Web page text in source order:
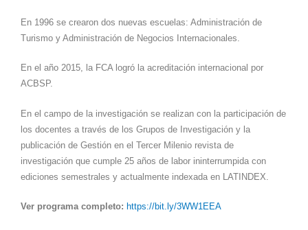
En 1996 se crearon dos nuevas escuelas: Administración de
Turismo y Administración de Negocios Internacionales.
En el año 2015, la FCA logró la acreditación internacional por
ACBSP.
En el campo de la investigación se realizan con la participación de
los docentes a través de los Grupos de Investigación y la
publicación de Gestión en el Tercer Milenio revista de
investigación que cumple 25 años de labor ininterrumpida con
ediciones semestrales y actualmente indexada en LATINDEX.
Ver programa completo: https://bit.ly/3WW1EEA